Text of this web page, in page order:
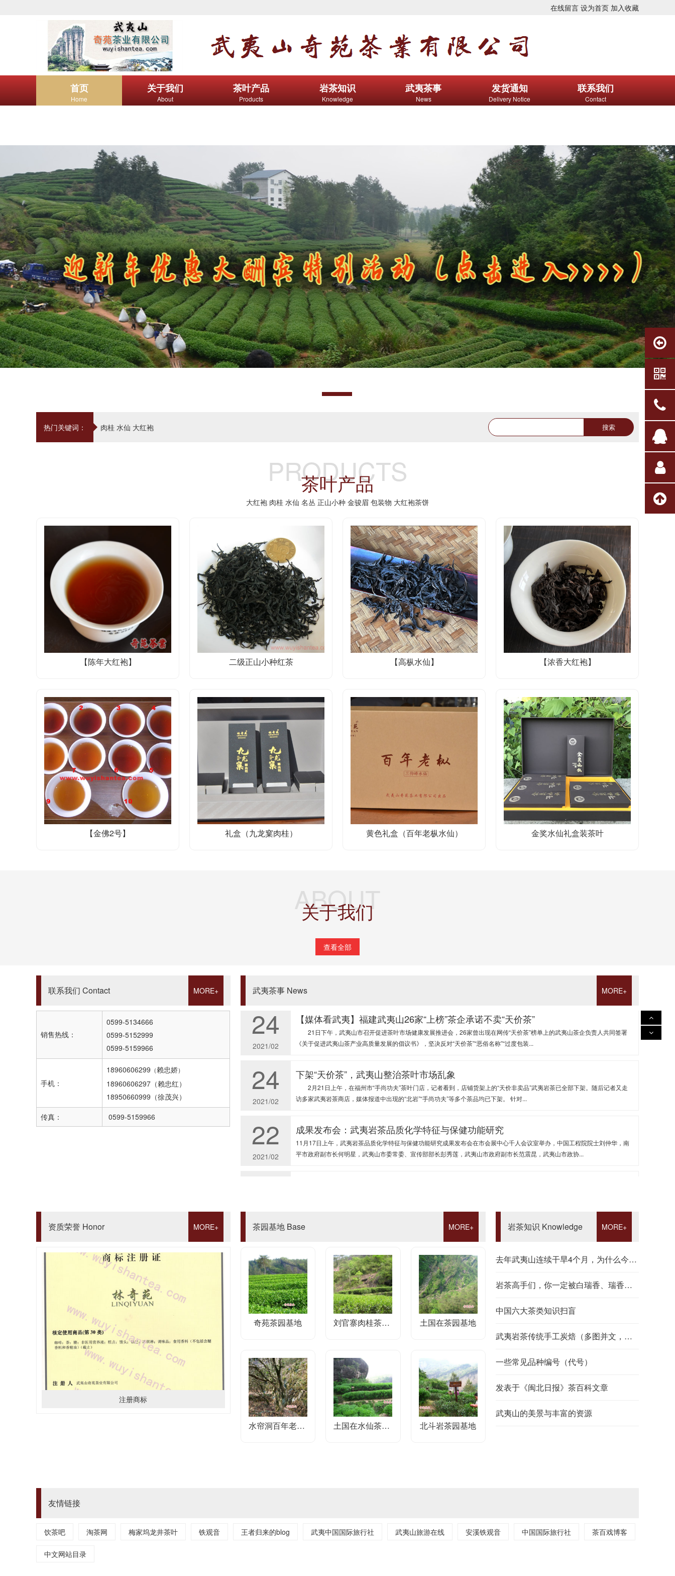
在线留言 设为首页 加入收藏
首页
Home
关于我们
About
茶叶产品
Products
岩茶知识
Knowledge
武夷茶事
News
发货通知
Delivery Notice
联系我们
Contact
热门关键词： 肉桂 水仙 大红袍
PRODUCTS
茶叶产品
大红袍 肉桂 水仙 名丛 正山小种 金骏眉 包装物 大红袍茶饼
【陈年大红袍】 二级正山小种红茶 【高枞水仙】 【浓香大红袍】
【金佛2号】 礼盒（九龙窠肉桂） 黄色礼盒（百年老枞水仙） 金奖水仙礼盒装茶叶
ABOUT
关于我们
查看全部
MORE+
联系我们 Contact
销售热线：
0599-5134666
0599-5152999
0599-5159966
手机：
18960606299 （赖忠娇）
18960606297（赖忠红）
18950660999（徐茂兴）
传真：
0599-5159966
MORE+
武夷茶事 News
采摘、制作母树大红袍图片记录
2021/02
吴剑锋 在福州一家茶叶店内，10克装一泡、售价高达3760元的“远香飘近”...
24
2021/02
【媒体看武夷】福建武夷山26家“上榜”茶企承诺不卖“天价茶”
21日下午，武夷山市召开促进茶叶市场健康发展推进会，26家曾出现在网传“天价茶”榜单上的武夷山茶企负责人共同签署
《关于促进武夷山茶产业高质量发展的倡议书》，坚决反对“天价茶”“恶俗名称”“过度包装...
24
2021/02
下架“天价茶”，武夷山整治茶叶市场乱象
2月21日上午，在福州市“手尚功夫”茶叶门店，记者看到，店铺货架上的“天价非卖品”武夷岩茶已全部下架。随后记者又走
访多家武夷岩茶商店，媒体报道中出现的“北岩”“手尚功夫”等多个茶品均已下架。 针对...
22
2021/02
成果发布会：武夷岩茶品质化学特征与保健功能研究
11月17日上午，武夷岩茶品质化学特征与保健功能研究成果发布会在市会展中心千人会议室举办，中国工程院院士刘仲华，南
平市政府副市长何明星，武夷山市委常委、宣传部部长彭秀莲，武夷山市政府副市长范震昆，武夷山市政协...
进行本项目的合作签约。武夷山市委常委、宣传部部长彭秀莲、市政府副市长范震昆及有关茶企业代表...
24
2023/01
2004年4月29日采摘、制作母树大红袍
24
2021/02
谁是“天价岩茶”幕后推手？
新华社福州2月18日电题：每斤十几万元乃至数十万元，谁是“天价岩茶”幕后推手？ 新华社“新华视点”记者郑良、张逸之、
吴剑锋 在福州一家茶叶店内，10克装一泡、售价高达3760元的“远香飘近”...
24
2021/02
【媒体看武夷】福建武夷山26家“上榜”茶企承诺不卖“天价茶”
21日下午，武夷山市召开促进茶叶市场健康发展推进会，26家曾出现在网传“天价茶”榜单上的武夷山茶企负责人共同签署
《关于促进武夷山茶产业高质量发展的倡议书》，坚决反对“天价茶”“恶俗名称”“过度包装...
MORE+
资质荣誉 Honor
注册商标
MORE+
茶园基地 Base
奇苑茶园基地 刘官寨肉桂茶园基地 土国在茶园基地
水帘洞百年老枞水仙茶园基地 土国在水仙茶园基地 北斗岩茶园基地
MORE+
岩茶知识 Knowledge
去年武夷山连续干旱4个月，为什么今年春茶反而更好喝？
岩茶高手们，你一定被白瑞香、瑞香和百岁香弄糊涂
中国六大茶类知识扫盲
武夷岩茶传统手工炭焙（多图并文，精彩）
一些常见品种编号（代号）
发表于《闽北日报》茶百科文章
武夷山的美景与丰富的资源
友情链接
饮茶吧 淘茶网 梅家坞龙井茶叶 铁观音 王者归来的blog 武夷中国国际旅行社 武夷山旅游在线 安溪铁观音 中国国际旅行社 茶百戏博客
中文网站目录